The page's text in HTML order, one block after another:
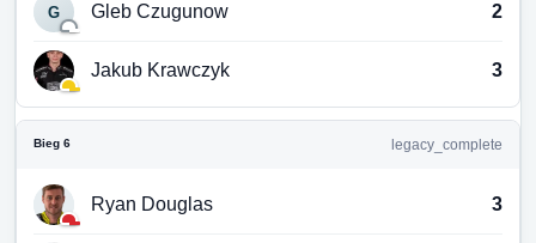
G Gleb Czugunow 2
Jakub Krawczyk 3
Bieg 6 legacy_complete
Ryan Douglas 3